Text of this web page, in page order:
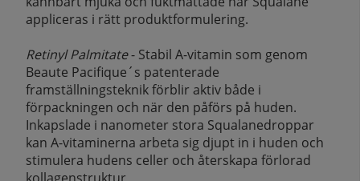
appliceras i rätt produktformulering.
Retinyl Palmitate- Stabil A-vitamin som genom
Beaute Pacifique´s patenterade
framställningsteknik förblir aktiv både i
förpackningen och när den påförs på huden.
Inkapslade i nanometer stora Squalanedroppar
kan A-vitaminerna arbeta sig djupt in i huden och
stimulera hudens celler och återskapa förlorad
kollagenstruktur.